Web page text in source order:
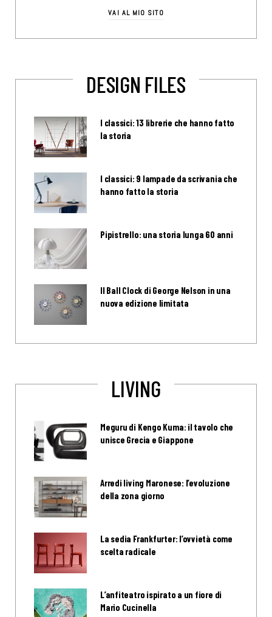
VAI AL MIO SITO
DESIGN FILES
I classici: 13 librerie che hanno fatto
la storia
I classici: 9 lampade da scrivania che
hanno fatto la storia
Pipistrello: una storia lunga 60 anni
Il Ball Clock di George Nelson in una
nuova edizione limitata
LIVING
Meguru di Kengo Kuma: il tavolo che
unisce Grecia e Giappone
Arredi living Maronese: l’evoluzione
della zona giorno
La sedia Frankfurter: l’ovvietà come
scelta radicale
L’anfiteatro ispirato a un fiore di
Mario Cucinella